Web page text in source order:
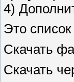
4)
Это
Скачать
Скачать